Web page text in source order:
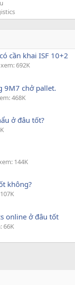
cần khai ISF 10+2
692K
9M7 chở pallet.
468K
ở đâu tốt?
144K
không?
online ở đâu tốt
66K